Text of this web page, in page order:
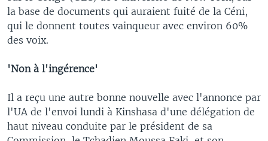
la base de documents qui auraient fuité de la Céni,
qui le donnent toutes vainqueur avec environ 60%
des voix.
'Non à l'ingérence'
Il a reçu une autre bonne nouvelle avec l'annonce par
l'UA de l'envoi lundi à Kinshasa d'une délégation de
haut niveau conduite par le président de sa